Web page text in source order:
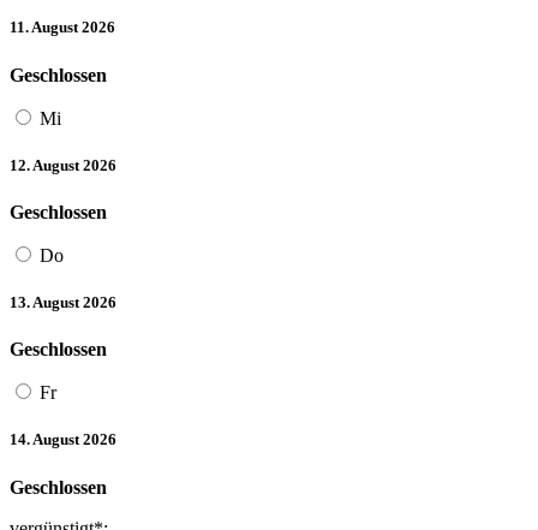
11. August 2026
Geschlossen
Mi
12. August 2026
Geschlossen
Do
13. August 2026
Geschlossen
Fr
14. August 2026
Geschlossen